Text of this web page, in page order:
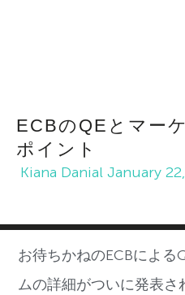
ECBのQEとマー
ポイント
Kiana Danial January
お待ちかねのECBによる
ムの詳細がついに発表さ